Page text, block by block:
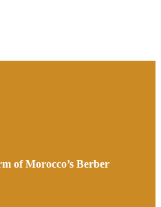
of Morocco’s Berber